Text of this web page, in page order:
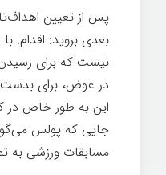
پس از تعیین
بعدی بروید: اقدام.
نیست که برای
در عوض، برای
این به طور خاص
جایی که پولس
مسابقات ورزشی به